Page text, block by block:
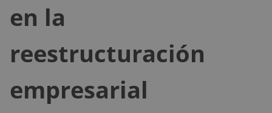
en la
reestructuración
empresarial